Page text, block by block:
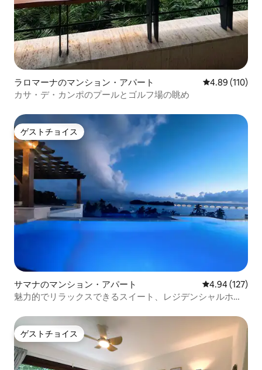
ラロマーナのマンション・アパート レビュー110
4.89 (110)
カサ・デ・カンポのプールとゴルフ場の眺め
ゲストチョイス
ゲストチョイス
サマナのマンション・アパート レビュー127
4.94 (127)
魅力的でリラックスできるスイート、レジデンシャルホテ
ゲストチョイス
ゲストチョイス